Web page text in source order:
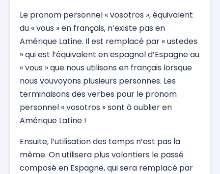
Le pronom personnel « vosotros », équivalent
du « vous » en français, n’existe pas en
Amérique Latine. Il est remplacé par « ustedes
» qui est l’équivalent en espagnol d’Espagne au
« vous » que nous utilisons en français lorsque
nous vouvoyons plusieurs personnes. Les
terminaisons des verbes pour le pronom
personnel « vosotros » sont à oublier en
Amérique Latine !
Ensuite, l’utilisation des temps n’est pas la
même. On utilisera plus volontiers le passé
composé en Espagne, qui sera remplacé par